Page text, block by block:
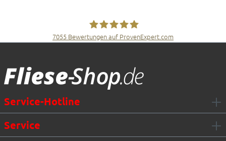
7055 Bewertungen auf ProvenExpert.com
Service-Hotline
Service